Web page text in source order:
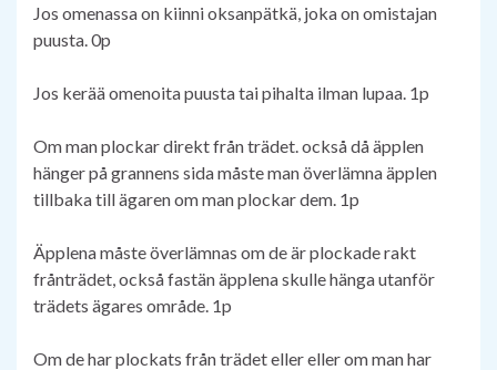
Jos omenassa on kiinni oksanpätkä, joka on omistajan
puusta. 0p
Jos kerää omenoita puusta tai pihalta ilman lupaa. 1p
Om man plockar direkt från trädet. också då äpplen
hänger på grannens sida måste man överlämna äpplen
tillbaka till ägaren om man plockar dem. 1p
Äpplena måste överlämnas om de är plockade rakt
frånträdet, också fastän äpplena skulle hänga utanför
trädets ägares område. 1p
Om de har plockats från trädet eller eller om man har